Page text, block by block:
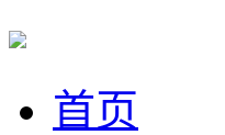
首页